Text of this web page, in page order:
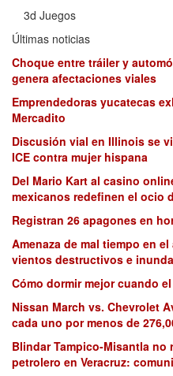
3d Juegos
Últimas noticias
Choque entre tráiler y
genera afectaciones viales
Emprendedoras yucatecas
Mercadito
Discusión vial en Illinois se
ICE contra mujer hispana
Del Mario Kart al casino
mexicanos redefinen el ocio
Registran 26 apagones en
Amenaza de mal tiempo en
vientos destructivos e
Cómo dormir mejor cuando
Nissan March vs. Chevrolet
cada uno por menos de
Blindar Tampico-Misantla no
petrolero en Veracruz: